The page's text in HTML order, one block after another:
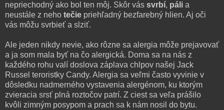
nepriechodný ako bol ten môj. Skôr vás svrbí, páli a
neustále z neho tečie priehľadný bezfarebný hlien. Aj oči
vás môžu svrbieť a slziť.
Ale jeden nikdy nevie, ako rôzne sa alergia môže prejavovať
a ja som mala byť na čo alergická. Doma sa na nás z
každého rohu valí doslova záplava chlpov našej Jack
Russel teroristky Candy. Alergia sa veľmi často vyvinie v
dôsledku nadmerného vystavenia alergénom, ku ktorým
zvieracia srsť plná roztočov patrí. Z ciest sa veľa prášilo
kvôli zimným posypom a prach sa k nám nosil do bytu.